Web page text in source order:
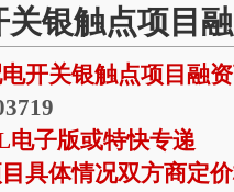
银触点项目
开关银触点项目融
子版或特快专递
体情况双方商定